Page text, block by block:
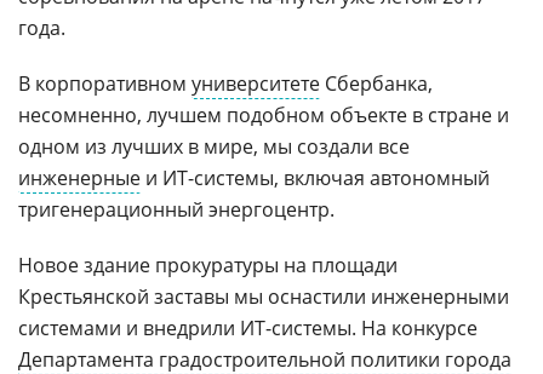
года.
В корпоративном университете Сбербанка,
несомненно, лучшем подобном объекте в стране и
одном из лучших в мире, мы создали все
инженерные и ИТ-системы, включая автономный
тригенерационный энергоцентр.
Новое здание прокуратуры на площади
Крестьянской заставы мы оснастили инженерными
системами и внедрили ИТ-системы. На конкурсе
Департамента градостроительной политики города